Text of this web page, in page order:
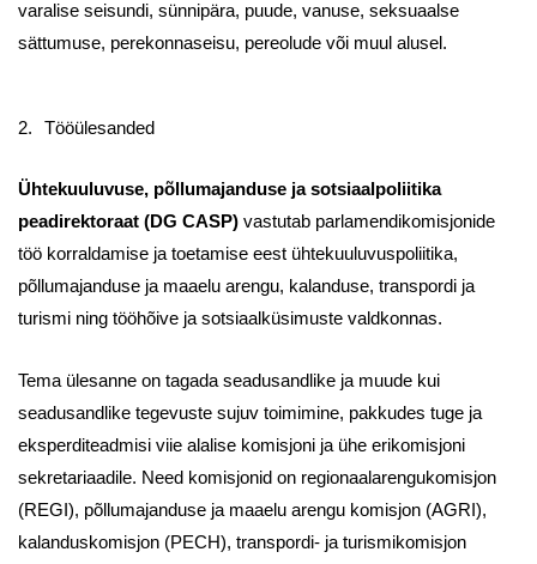
varalise seisundi, sünnipära, puude, vanuse, seksuaalse
sättumuse, perekonnaseisu, pereolude või muul alusel.
2. Tööülesanded
Ühtekuuluvuse, põllumajanduse ja sotsiaalpoliitika
peadirektoraat (DG CASP) vastutab parlamendikomisjonide
töö korraldamise ja toetamise eest ühtekuuluvuspoliitika,
põllumajanduse ja maaelu arengu, kalanduse, transpordi ja
turismi ning tööhõive ja sotsiaalküsimuste valdkonnas.
Tema ülesanne on tagada seadusandlike ja muude kui
seadusandlike tegevuste sujuv toimimine, pakkudes tuge ja
eksperditeadmisi viie alalise komisjoni ja ühe erikomisjoni
sekretariaadile. Need komisjonid on regionaalarengukomisjon
(REGI), põllumajanduse ja maaelu arengu komisjon (AGRI),
kalanduskomisjon (PECH), transpordi- ja turismikomisjon